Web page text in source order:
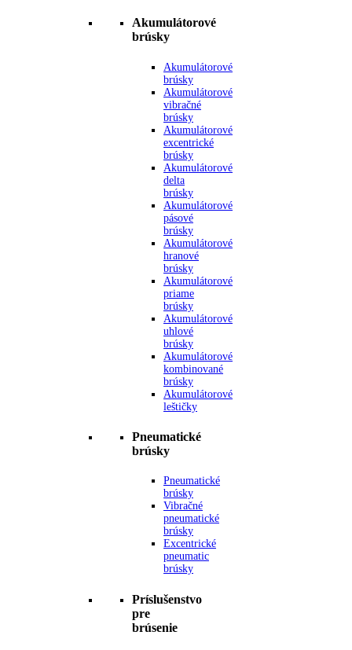
Akumulátorové
brúsky
Akumulátorové
brúsky
Akumulátorové
vibračné
brúsky
Akumulátorové
excentrické
brúsky
Akumulátorové
delta
brúsky
Akumulátorové
pásové
brúsky
Akumulátorové
hranové
brúsky
Akumulátorové
priame
brúsky
Akumulátorové
uhlové
brúsky
Akumulátorové
kombinované
brúsky
Akumulátorové
leštičky
Pneumatické
brúsky
Pneumatické
brúsky
Vibračné
pneumatické
brúsky
Excentrické
pneumatic
brúsky
Príslušenstvo
pre
brúsenie